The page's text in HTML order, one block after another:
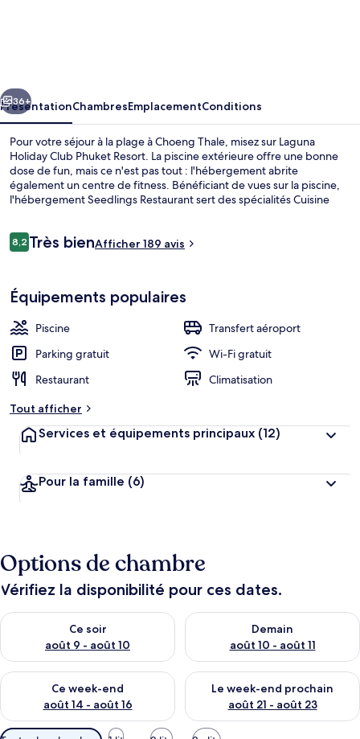
Resort
Suivant
36+
PrésentationChambresEmplacementConditions
Pour votre séjour à la plage à Choeng Thale, misez sur Laguna
Holiday Club Phuket Resort. La piscine extérieure offre une bonne
dose de fun, mais ce n'est pas tout : l'hébergement abrite
également un centre de fitness. Bénéficiant de vues sur la piscine,
l'hébergement Seedlings Restaurant sert des spécialités Cuisine
(gratuit), ainsi que d'agréables petits plus dans votre chambre, tels
Avis
voyageurs
8,28,2 sur 10
Très bienAfficher 189 avis
Équipements populaires
Piscine
Transfert aéroport
Parking gratuit
Wi-Fi gratuit
Restaurant
Climatisation
Tout afficher
Services et équipements principaux (12)
Pour la famille (6)
Options de chambre
Vérifiez la disponibilité pour ces dates.
Ce soir
août 9 - août 10
Vérifier la disponibilité pour ce soir août 9 - août 10
Demain
août 10 - août 11
Vérifier la disponibilité pour
Ce week-end
août 14 - août 16
Vérifier la disponibilité pour ce week-end août 14 - août 16
Le week-end prochain
août 21 - août 23
Vérifier la disponibilité pour
Filtres